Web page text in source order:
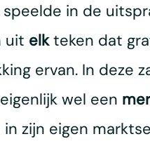
in de
​​uit elkteken dat
ervan. In deze
wel een
zijn eigen